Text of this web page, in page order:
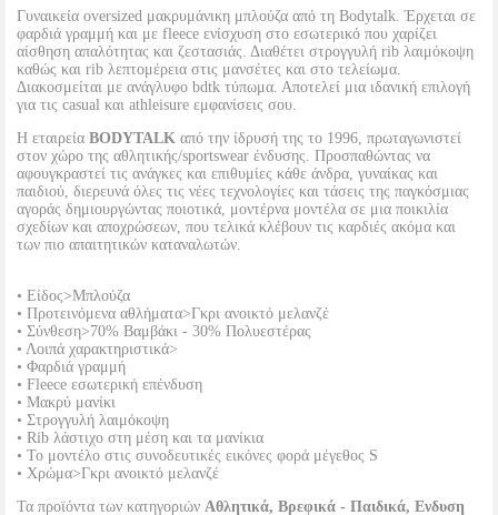
Γυναικεία oversized μακρυμάνικη μπλούζα από τη Bodytalk. Έρχεται σε
φαρδιά γραμμή και με fleece ενίσχυση στο εσωτερικό που χαρίζει
αίσθηση απαλότητας και ζεστασιάς. Διαθέτει στρογγυλή rib λαιμόκοψη
καθώς και rib λεπτομέρεια στις μανσέτες και στο τελείωμα.
Διακοσμείται με ανάγλυφο bdtk τύπωμα. Αποτελεί μια ιδανική επιλογή
για τις casual και athleisure εμφανίσεις σου.
Η εταιρεία BODYTALK από την ίδρυσή της το 1996, πρωταγωνιστεί
στον χώρο της αθλητικής/sportswear ένδυσης. Προσπαθώντας να
αφουγκραστεί τις ανάγκες και επιθυμίες κάθε άνδρα, γυναίκας και
παιδιού, διερευνά όλες τις νέες τεχνολογίες και τάσεις της παγκόσμιας
αγοράς δημιουργώντας ποιοτικά, μοντέρνα μοντέλα σε μια ποικιλία
σχεδίων και αποχρώσεων, που τελικά κλέβουν τις καρδιές ακόμα και
των πιο απαιτητικών καταναλωτών.
• Είδος>Μπλούζα
• Προτεινόμενα αθλήματα>Γκρι ανοικτό μελανζέ
• Σύνθεση>70% Βαμβάκι - 30% Πολυεστέρας
• Λοιπά χαρακτηριστικά>
• Φαρδιά γραμμή
• Fleece εσωτερική επένδυση
• Μακρύ μανίκι
• Στρογγυλή λαιμόκοψη
• Rib λάστιχο στη μέση και τα μανίκια
• Το μοντέλο στις συνοδευτικές εικόνες φορά μέγεθος S
• Χρώμα>Γκρι ανοικτό μελανζέ
Τα προϊόντα των κατηγοριών Αθλητικά, Βρεφικά - Παιδικά, Ενδυση